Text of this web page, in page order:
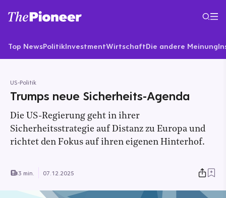
Top NewsPolitikInvestmentWirtschaftDie andere Meinung
US-Politik
Trumps neue Sicherheits-Agenda
Die US-Regierung geht in ihrer
Sicherheitsstrategie auf Distanz zu Europa und
richtet den Fokus auf ihren eigenen Hinterhof.
3 min. 07.12.2025